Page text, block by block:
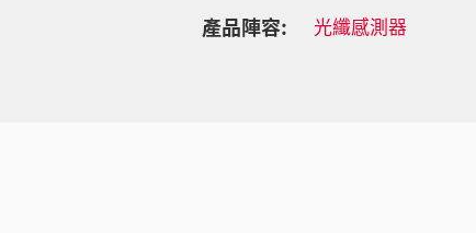
產品陣容: 光纖感測器